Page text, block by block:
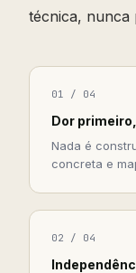
técnica, nunca
01 / 04
Dor
Nada é
concreta e
02 / 04